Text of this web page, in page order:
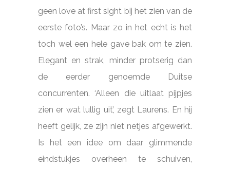
geen love at first sight bij het zien van de
eerste foto’s. Maar zo in het echt is het
toch wel een hele gave bak om te zien.
Elegant en strak, minder protserig dan
de eerder genoemde Duitse
concurrenten. ‘Alleen die uitlaat pijpjes
zien er wat lullig uit’, zegt Laurens. En hij
heeft gelijk, ze zijn niet netjes afgewerkt.
Is het een idee om daar glimmende
eindstukjes overheen te schuiven,